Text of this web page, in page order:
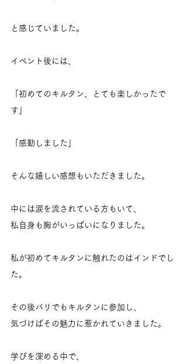
と感じていました。
イベント後には、
「初めてのキルタン、とても楽しかったで
す」
「感動しました」
そんな嬉しい感想もいただきました。
中には涙を流されている方もいて、
私自身も胸がいっぱいになりました。
私が初めてキルタンに触れたのはインドでし
た。
その後バリでもキルタンに参加し、
気づけばその魅力に惹かれていきました。
学びを深める中で、